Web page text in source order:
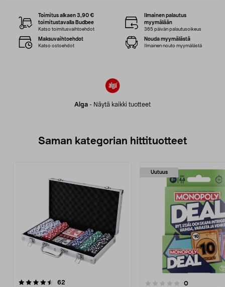
Alga - Näytä kaikki tuotteet
Toimitus alkaen 3,90 €
toimitustavalla Budbee
Katso toimitusvaihtoehdot
Ilmainen palautus
myymälään
365 päivän palautusoikeus
Maksuvaihtoehdot
Katso ostoehdot
Nouda myymälästä
Ilmainen nouto myymälästä
Saman kategorian hittituotteet
62
Uutuus
0.0 viidestä
0arvostelut
4.5 viidestä